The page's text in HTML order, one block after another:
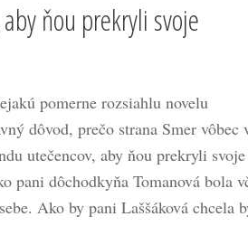
ňou prekryli svoje
pomerne rozsiahlu novelu
dôvod, prečo strana Smer vôbec
utečencov, aby ňou prekryli svoje
pani dôchodkyňa Tomanová bola
Ako by pani Laššáková chcela